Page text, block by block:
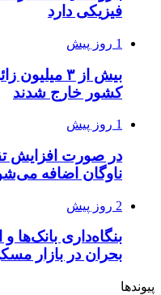
فیزیکی دارد
1 روز پیش
بیش از ۳
کشور خارج شدند
1 روز پیش
در صورت افزایش
ناوگان اضافه
2 روز پیش
بنگاه‌داری بانک‌ها
بحران در بازار
پیوندها